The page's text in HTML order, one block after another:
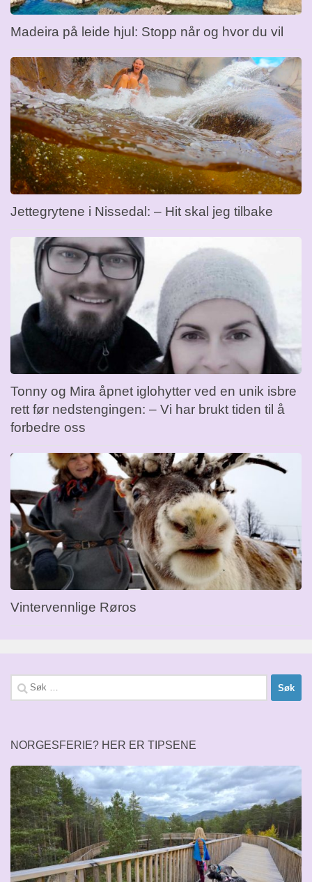
Madeira på leide hjul: Stopp når og hvor du vil
Jettegrytene i Nissedal: – Hit skal jeg tilbake
Tonny og Mira åpnet iglohytter ved en unik isbre
rett før nedstengingen: – Vi har brukt tiden til å
forbedre oss
Vintervennlige Røros
Søk
etter:
NORGESFERIE? HER ER TIPSENE